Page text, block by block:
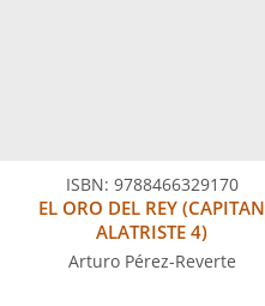
ISBN: 9788466329170
EL ORO DEL REY (CAPITAN
ALATRISTE 4)
Arturo Pérez-Reverte